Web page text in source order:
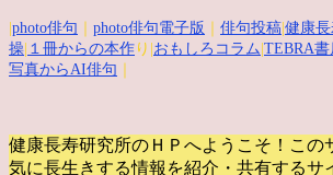
photo俳句 photo俳句電子版 俳句投稿 健康
操 １冊からの本作 り| おもしろコラム TEBRA書
写真からAI俳句
健康長寿研究所のＨＰへようこそ！この
気に長生きする情報を紹介・共有するサ